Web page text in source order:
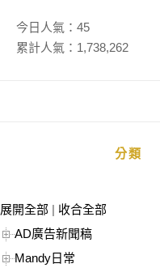
今日人氣： 45
累計人氣： 1,738,262
分類
展開全部 | 收合全部
AD廣告新聞稿
Mandy日常